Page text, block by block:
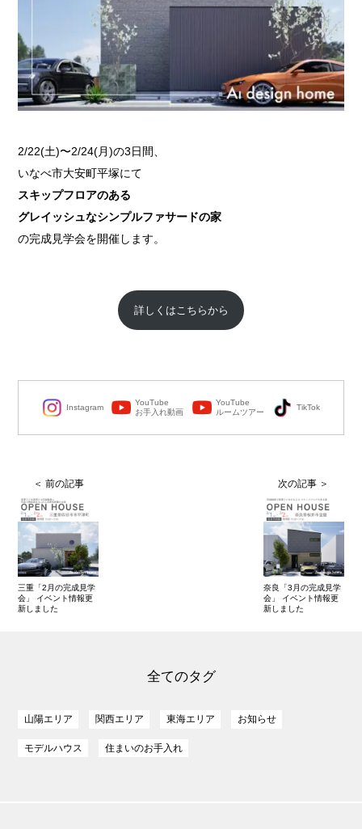
2/22(土)〜2/24(月)の3日間、
いなべ市大安町平塚にて
スキップフロアのある
グレイッシュなシンプルファサードの家
の完成見学会を開催します。
詳しくはこちらから
Instagram
YouTube
お手入れ動画
YouTube
ルームツアー
TikTok
三重「2月の完成見学
会」 イベント情報更
新しました
奈良「3月の完成見学
会」 イベント情報更
新しました
全てのタグ
山陽エリア 関西エリア 東海エリア お知らせ
モデルハウス 住まいのお手入れ